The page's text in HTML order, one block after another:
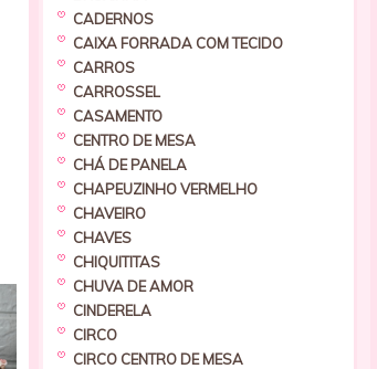
CADERNOS
CAIXA FORRADA COM TECIDO
CARROS
CARROSSEL
CASAMENTO
CENTRO DE MESA
CHÁ DE PANELA
CHAPEUZINHO VERMELHO
CHAVEIRO
CHAVES
CHIQUITITAS
CHUVA DE AMOR
CINDERELA
CIRCO
CIRCO CENTRO DE MESA